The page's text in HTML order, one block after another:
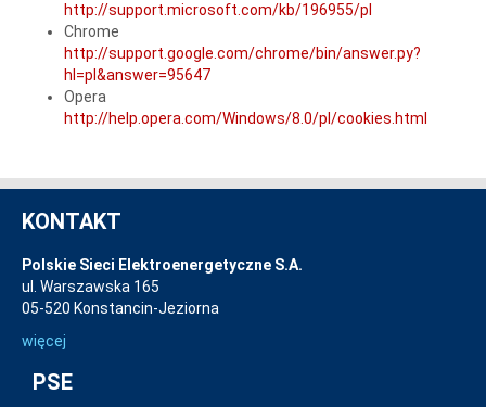
http://support.microsoft.com/kb/196955/pl
Chrome
http://support.google.com/chrome/bin/answer.py?
hl=pl&answer=95647
Opera
http://help.opera.com/Windows/8.0/pl/cookies.html
KONTAKT
Polskie Sieci Elektroenergetyczne S.A.
ul. Warszawska 165
05-520 Konstancin-Jeziorna
więcej
PSE